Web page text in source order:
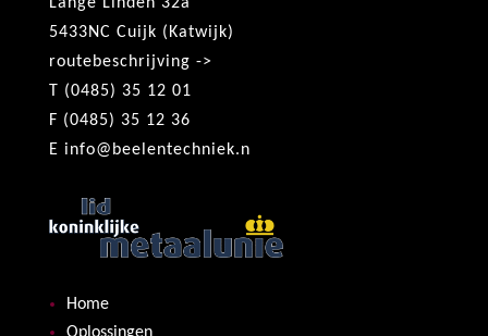
5433NC Cuijk (Katwijk)
routebeschrijving ->
T (0485) 35 12 01
F (0485) 35 12 36
E info@beelentechniek.n
Home